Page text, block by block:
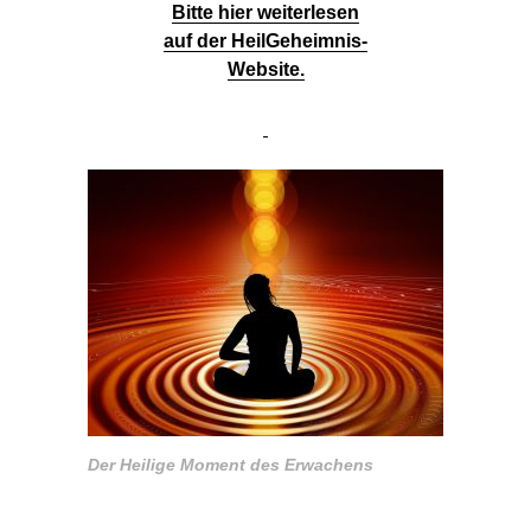
Bitte hier weiterlesen
auf der HeilGeheimnis-
Website.
Der Heilige Moment des Erwachens